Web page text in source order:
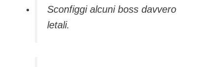
Sconfiggi alcuni boss davvero
letali.